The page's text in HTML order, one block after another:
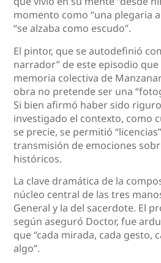
momento como “una plegaria
“se alzaba como escudo”.
El pintor, que se autodefinió
narrador” de este episodio
memoria colectiva de
obra no pretende ser una
Si bien afirmó haber sido
investigado el contexto, como
se precie, se permitió
transmisión de emociones
históricos.
La clave dramática de la
núcleo central de las tres
General y la del sacerdote. El
según aseguró Doctor, fue
que “cada mirada, cada gesto,
algo”.